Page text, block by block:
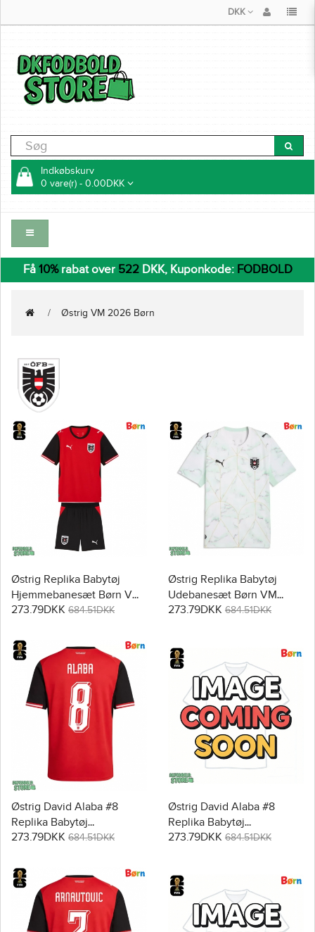
DKK
Indkøbskurv
0 vare(r) - 0.00DKK
Få 10%rabat over 522DKK, Kuponkode: FODBOLD
Østrig VM 2026 Børn
Østrig Replika Babytøj
Hjemmebanesæt Børn VM
2026 Kortærmet (+ Korte
273.79DKK 684.51DKK
Østrig Replika Babytøj
Udebanesæt Børn VM
2026 Kortærmet (+ Korte
273.79DKK 684.51DKK
Østrig David Alaba #8
Replika Babytøj
Hjemmebanesæt Børn VM
bukser)
273.79DKK 684.51DKK
Østrig David Alaba #8
Replika Babytøj
Udebanesæt Børn VM
273.79DKK 684.51DKK